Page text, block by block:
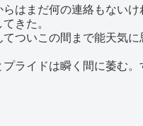
はまだ何の連絡もないけ
きた。
ついこの間まで能天気に
ライドは瞬く間に萎む。